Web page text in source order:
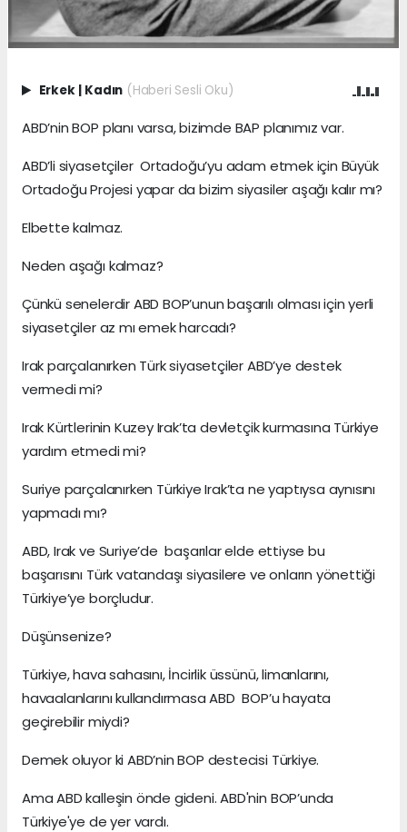
Erkek | Kadın (Haberi Sesli Oku)
ABD’nin BOP planı varsa, bizimde BAP planımız var.
ABD’li siyasetçiler Ortadoğu’yu adam etmek için Büyük
Ortadoğu Projesi yapar da bizim siyasiler aşağı kalır mı?
Elbette kalmaz.
Neden aşağı kalmaz?
Çünkü senelerdir ABD BOP’unun başarılı olması için yerli
siyasetçiler az mı emek harcadı?
Irak parçalanırken Türk siyasetçiler ABD’ye destek
vermedi mi?
Irak Kürtlerinin Kuzey Irak’ta devletçik kurmasına Türkiye
yardım etmedi mi?
Suriye parçalanırken Türkiye Irak’ta ne yaptıysa aynısını
yapmadı mı?
ABD, Irak ve Suriye’de başarılar elde ettiyse bu
başarısını Türk vatandaşı siyasilere ve onların yönettiği
Türkiye’ye borçludur.
Düşünsenize?
Türkiye, hava sahasını, İncirlik üssünü, limanlarını,
havaalanlarını kullandırmasa ABD BOP’u hayata
geçirebilir miydi?
Demek oluyor ki ABD’nin BOP destecisi Türkiye.
Ama ABD kalleşin önde gideni. ABD'nin BOP’unda
Türkiye'ye de yer vardı.